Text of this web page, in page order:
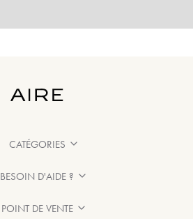
CATÉGORIES
BESOIN D'AIDE ?
POINT DE VENTE